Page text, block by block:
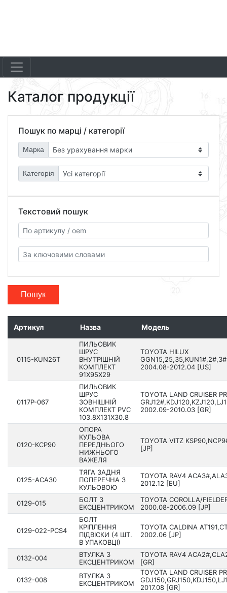
Каталог продукції
Пошук по марці / категорії
Марка
Категорія
Текстовий пошук
Пошук
Артикул Назва Модель
0115-KUN26T
ПИЛЬОВИК
ШРУС
ВНУТРІШНІЙ
КОМПЛЕКТ
91X95X29
TOYOTA HILUX
200­4.08-2012.04 [US]
0117P-067
ПИЛЬОВИК
ШРУС
ЗОВНІШНІЙ
КОМПЛЕКТ PVC
103.8X131X30.8
TOYOTA LAND CRUISER
2002.09-2010.03 [GR]
0120-KCP90
ОПОРА
КУЛЬОВА
ПЕРЕДНЬОГО
НИЖНЬОГО
ВАЖЕЛЯ
TOYOTA VITZ
[JP]
0125-ACA30
ТЯГА ЗАДНЯ
ПОПЕРЕЧНА З
КУЛЬОВОЮ
TOYOTA RAV4
2012.12 [EU]
0129-015
БОЛТ З
ЕКСЦЕНТРИКОМ
TOYOTA COROLLA/
2000.08-2006.09 [JP]
0129-022-PCS4
БОЛТ
КРІПЛЕННЯ
ПІДВІСКИ (4 ШТ.
В УПАКОВЦІ)
TOYOTA CALDINA
2002.06 [JP]
0132-004
ВТУЛКА З
ЕКСЦЕНТРИКОМ
TOYOTA RAV4
[GR]
0132-008
ВТУЛКА З
ЕКСЦЕНТРИКОМ
TOYOTA LAND CRUISER
2017.08 [GR]